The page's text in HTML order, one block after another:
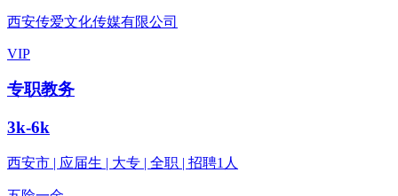
西安传爱文化传媒有限公司
VIP
专职教务
3k-6k
西安市 | 应届生 | 大专 | 全职 | 招聘1人